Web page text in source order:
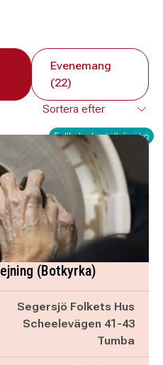
Evenemang
(22)
Fullbokad - ställ dig i kö
(Botkyrka)
Segersjö Folkets Hus
Scheelevägen 41-43
Tumba